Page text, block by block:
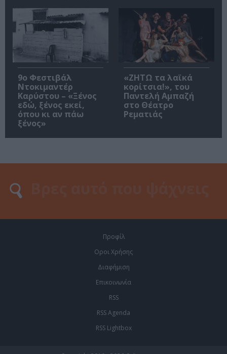
9ο Φεστιβάλ
Ντοκιμαντέρ
Καρύστου – «Ξένος
εδώ, ξένος εκεί,
όπου κι αν πάω
ξένος»
«ΖΗΤΩ τα λαϊκά
κορίτσια!», του
Παντελή Αμπαζή
στο Θέατρο
Ρεματιάς
Προφίλ
Οροι Χρήσης
Διαφήμιση
Επικοινωνία
RSS
RSS Agenda
RSS Lightbox